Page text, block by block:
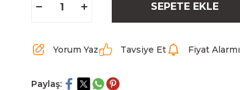
SEPETE EKLE
Yorum Yaz Tavsiye Et Fiyat Alarmı
Paylaş: